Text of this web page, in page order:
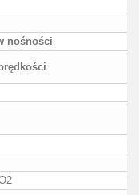
nośności